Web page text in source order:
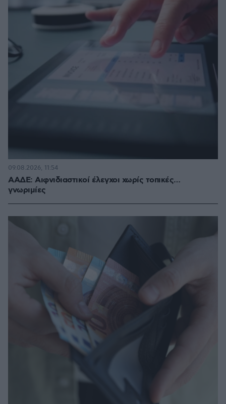
ΑΑΔΕ: Αιφνιδιαστικοί έλεγχοι χωρίς τοπικές…
γνωριμίες
09.08.2026, 11:54